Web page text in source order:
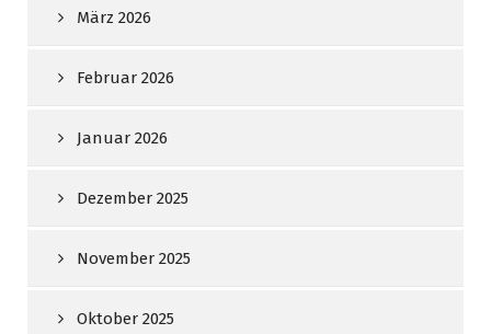
März 2026
Februar 2026
Januar 2026
Dezember 2025
November 2025
Oktober 2025